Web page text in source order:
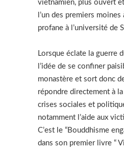
vietnamien, plus ouvert
l’un des premiers
profane à l’université de
Lorsque éclate la guerre
l’idée de se confiner
monastère et sort donc
répondre directement à
crises sociales et
notamment l’aide aux
C’est le “Bouddhisme
dans son premier livre “